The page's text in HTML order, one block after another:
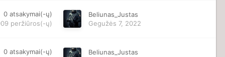
0 atsakymai(-ų)
peržiūros(-ų)
Beliunas_Justas
Gegužės 7, 2022
0 atsakymai(-ų)
Beliunas_Justas